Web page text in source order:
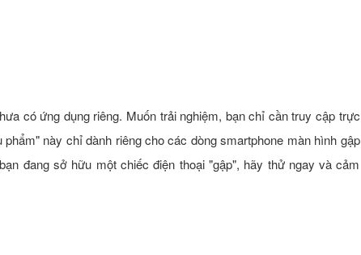
có ứng dụng riêng. Muốn trải nghiệm, bạn chỉ cần truy cập trực
phẩm" này chỉ dành riêng cho các dòng smartphone màn hình gập
đang sở hữu một chiếc điện thoại "gập", hãy thử ngay và cảm